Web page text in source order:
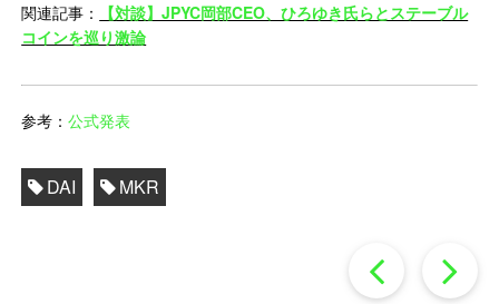
関連記事：
【対談】JPYC岡部CEO、ひろゆき氏らとステーブル
コインを巡り激論
参考：公式発表
DAI MKR
過